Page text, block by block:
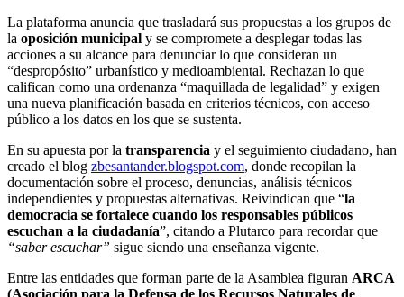
La plataforma anuncia que trasladará sus propuestas a los grupos de
la oposición municipal y se compromete a desplegar todas las
acciones a su alcance para denunciar lo que consideran un
“despropósito” urbanístico y medioambiental. Rechazan lo que
califican como una ordenanza “maquillada de legalidad” y exigen
una nueva planificación basada en criterios técnicos, con acceso
público a los datos en los que se sustenta.
En su apuesta por la transparencia y el seguimiento ciudadano, han
creado el blog zbesantander.blogspot.com, donde recopilan la
documentación sobre el proceso, denuncias, análisis técnicos
independientes y propuestas alternativas. Reivindican que “la
democracia se fortalece cuando los responsables públicos
escuchan a la ciudadanía”, citando a Plutarco para recordar que
“saber escuchar” sigue siendo una enseñanza vigente.
Entre las entidades que forman parte de la Asamblea figuran ARCA
(Asociación para la Defensa de los Recursos Naturales de